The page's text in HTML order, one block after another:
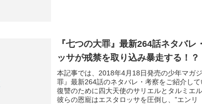
『七つの大罪』最新264話ネタバレ
ッサが戒禁を取り込み暴走する！？
本記事では、2018年4月18日発売の少年マガ
罪』最新264話のネタバレ・考察をご紹介し
復讐のために四大天使のサリエルとタルミエ
彼らの恩寵はエスタロッサを圧倒し、”エンリ